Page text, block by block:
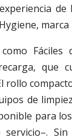
de
marca
que
de
para